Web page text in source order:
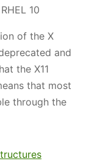
10
of the X
and
the X11
that most
through the